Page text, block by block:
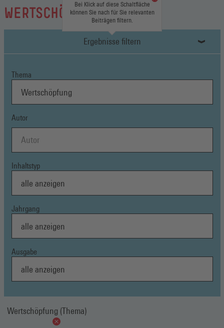
WERTSCHÖPFUNG
Ergebnisse filtern
Bei Klick auf diese Schaltfläche
können Sie nach für Sie relevanten
Beiträgen filtern.
Thema
Autor
Inhaltstyp
Jahrgang
Ausgabe
Wertschöpfung (Thema)